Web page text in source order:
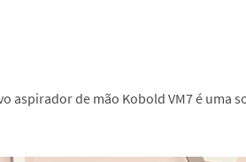
aspirador de mão Kobold VM7 é uma